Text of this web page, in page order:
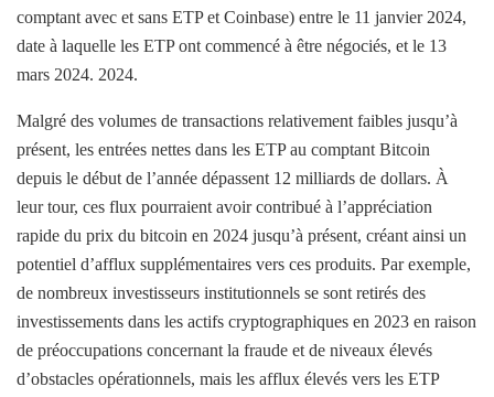
comptant avec et sans ETP et Coinbase) entre le 11 janvier 2024,
date à laquelle les ETP ont commencé à être négociés, et le 13
mars 2024. 2024.
Malgré des volumes de transactions relativement faibles jusqu’à
présent, les entrées nettes dans les ETP au comptant Bitcoin
depuis le début de l’année dépassent 12 milliards de dollars. À
leur tour, ces flux pourraient avoir contribué à l’appréciation
rapide du prix du bitcoin en 2024 jusqu’à présent, créant ainsi un
potentiel d’afflux supplémentaires vers ces produits. Par exemple,
de nombreux investisseurs institutionnels se sont retirés des
investissements dans les actifs cryptographiques en 2023 en raison
de préoccupations concernant la fraude et de niveaux élevés
d’obstacles opérationnels, mais les afflux élevés vers les ETP